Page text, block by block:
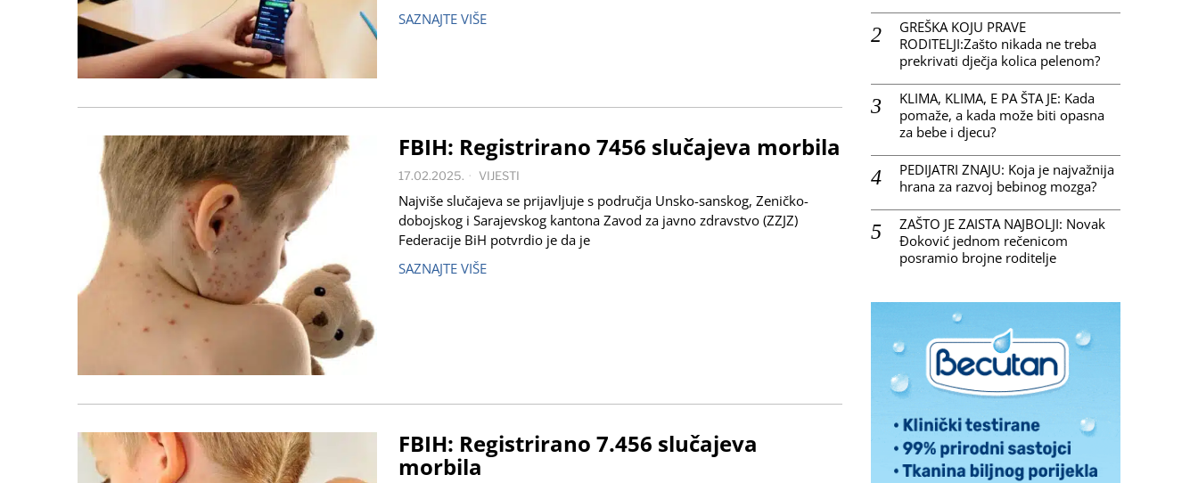
SAZNAJTE VIŠE
FBIH: Registrirano 7456 slučajeva morbila
17.02.2025. VIJESTI
Najviše slučajeva se prijavljuje s područja Unsko-sanskog, Zeničko-
dobojskog i Sarajevskog kantona Zavod za javno zdravstvo (ZZJZ)
Federacije BiH potvrdio je da je
SAZNAJTE VIŠE
FBIH: Registrirano 7.456 slučajeva
morbila
GREŠKA KOJU PRAVE
RODITELJI:Zašto nikada ne treba
prekrivati dječja kolica pelenom?
KLIMA, KLIMA, E PA ŠTA JE: Kada
pomaže, a kada može biti opasna
za bebe i djecu?
PEDIJATRI ZNAJU: Koja je najvažnija
hrana za razvoj bebinog mozga?
ZAŠTO JE ZAISTA NAJBOLJI: Novak
Đoković jednom rečenicom
posramio brojne roditelje